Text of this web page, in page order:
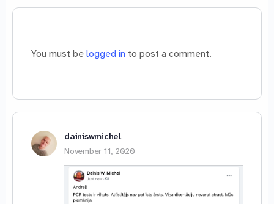
You must belogged in to post a comment.
dainiswmichel
November 11, 2020